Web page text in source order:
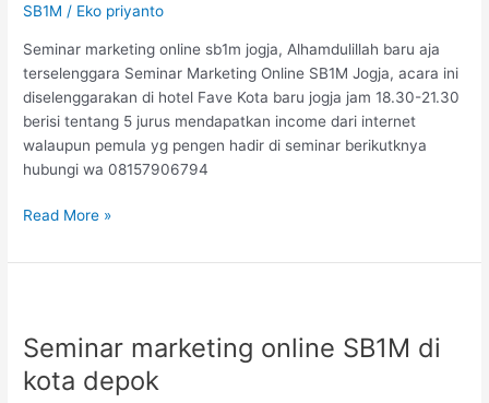
SB1M / Eko priyanto
Seminar marketing online sb1m jogja, Alhamdulillah baru aja
terselenggara Seminar Marketing Online SB1M Jogja, acara ini
diselenggarakan di hotel Fave Kota baru jogja jam 18.30-21.30
berisi tentang 5 jurus mendapatkan income dari internet
walaupun pemula yg pengen hadir di seminar berikutknya
hubungi wa 08157906794
Read More »
Seminar marketing online SB1M di
kota depok
online
SB1M
di